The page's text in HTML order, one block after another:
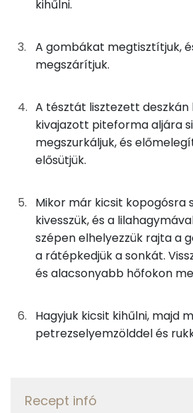
0gvíz
Feltéthez
17gsonka
2g rukkola
0g fekete bors
0gcukor
1golívaolaj
Összesen
Kálcium
Magnézium
Szelén
TOP vitaminok
Kolin:
C vitamin:
E vitamin:
Niacin - B3 vitamin:
A vitamin (RAE):
Összesen
kihűlni.
A gombákat megtisztítjuk,
megszárítjuk.
A tésztát lisztezett deszkán
kivajazott piteforma aljára
megszurkáljuk, és
elősütjük.
Mikor már kicsit kopogósra
kivesszük, és a
szépen elhelyezzük rajta a
a rátépkedjük a sonkát.
és alacsonyabb hőfokon
Hagyjuk kicsit kihűlni, majd
petrezselyemzölddel és
Recept infó